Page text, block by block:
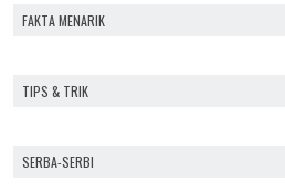
FAKTA MENARIK
TIPS & TRIK
SERBA-SERBI